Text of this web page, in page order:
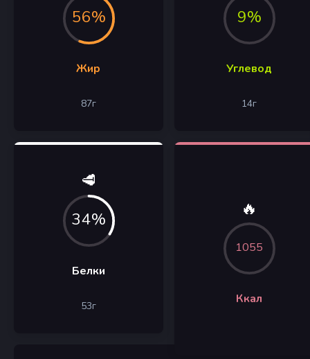
56%
Жир
87г
9%
Углевод
14г
🥩
34%
Белки
53г
🔥
1055
Ккал